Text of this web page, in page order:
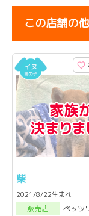
この店舗の
柴
2021/8/22生まれ
販売店
ペッツ